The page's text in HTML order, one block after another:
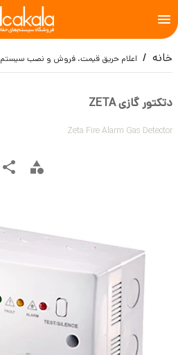
خانه اعلام حریق قیمت، فروش و نصب سیستم
دتکتور گازی ZETA
Zeta Fire Alarm Gas Detector